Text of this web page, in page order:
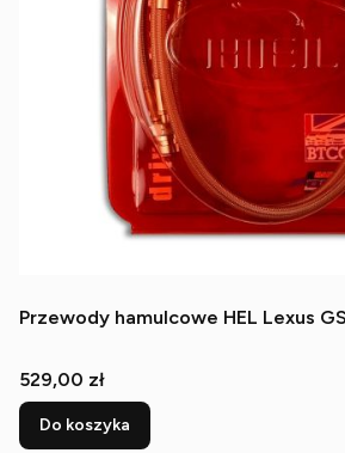
Cena
529,00 zł
Do koszyka